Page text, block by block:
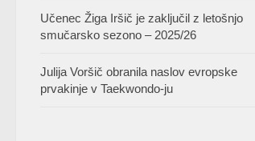
Učenec Žiga Iršič je zaključil z letošnjo
smučarsko sezono – 2025/26
Julija Voršič obranila naslov evropske
prvakinje v Taekwondo-ju